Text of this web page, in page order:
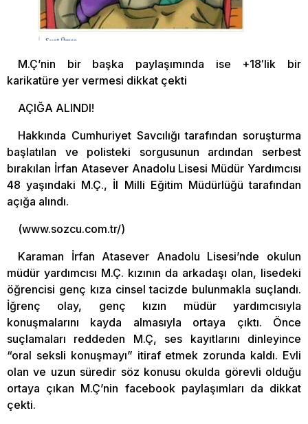
M.Ç’nin bir başka paylaşımında ise +18′lik bir
karikatüre yer vermesi dikkat çekti
AÇIĞA ALINDI!
Hakkında Cumhuriyet Savcılığı tarafından soruşturma
başlatılan ve polisteki sorgusunun ardından serbest
bırakılan İrfan Atasever Anadolu Lisesi Müdür Yardımcısı
48 yaşındaki M.Ç., İl Milli Eğitim Müdürlüğü tarafından
açığa alındı.
(www.sozcu.com.tr/)
Karaman İrfan Atasever Anadolu Lisesi’nde okulun
müdür yardımcısı M.Ç. kızının da arkadaşı olan, lisedeki
öğrencisi genç kıza cinsel tacizde bulunmakla suçlandı.
İğrenç olay, genç kızın müdür yardımcısıyla
konuşmalarını kayda almasıyla ortaya çıktı. Önce
suçlamaları reddeden M.Ç, ses kayıtlarını dinleyince
“oral seksli konuşmayı” itiraf etmek zorunda kaldı. Evli
olan ve uzun süredir söz konusu okulda görevli olduğu
ortaya çıkan M.Ç’nin facebook paylaşımları da dikkat
çekti.